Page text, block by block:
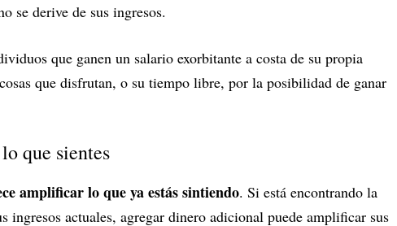
se derive de sus ingresos.
que ganen un salario exorbitante a costa de su propia
que disfrutan, o su tiempo libre, por la posibilidad de ganar
que sientes
amplificar lo que ya estás sintiendo. Si está encontrando la
ingresos actuales, agregar dinero adicional puede amplificar sus